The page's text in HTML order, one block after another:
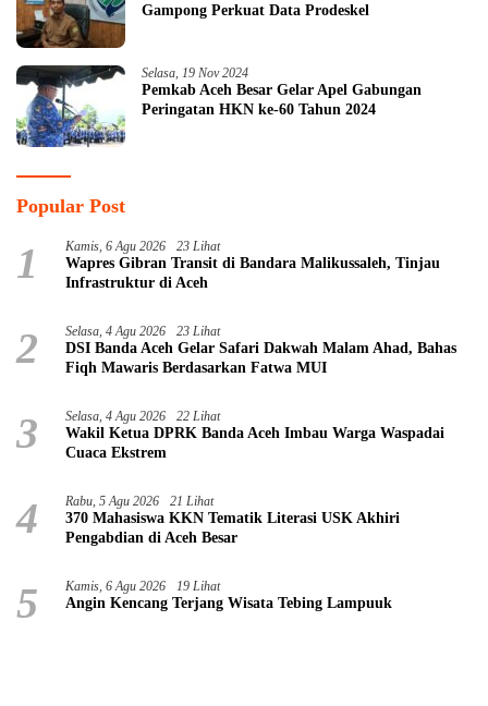
Gampong Perkuat Data Prodeskel
Selasa, 19 Nov 2024
Pemkab Aceh Besar Gelar Apel Gabungan
Peringatan HKN ke-60 Tahun 2024
Popular Post
1 Kamis, 6 Agu 2026 23 Lihat
Wapres Gibran Transit di Bandara Malikussaleh, Tinjau
Infrastruktur di Aceh
2 Selasa, 4 Agu 2026 23 Lihat
DSI Banda Aceh Gelar Safari Dakwah Malam Ahad, Bahas
Fiqh Mawaris Berdasarkan Fatwa MUI
3 Selasa, 4 Agu 2026 22 Lihat
Wakil Ketua DPRK Banda Aceh Imbau Warga Waspadai
Cuaca Ekstrem
4 Rabu, 5 Agu 2026 21 Lihat
370 Mahasiswa KKN Tematik Literasi USK Akhiri
Pengabdian di Aceh Besar
5 Kamis, 6 Agu 2026 19 Lihat
Angin Kencang Terjang Wisata Tebing Lampuuk